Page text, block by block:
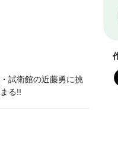
試衛館の近藤勇に挑
る!!